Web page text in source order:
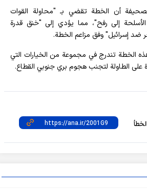
أن الخطة تقضي بـ "محاولة القوات
الأسلحة إلى رفح"، مما يؤدي إلى "خنق قدرة
إسرائيل" وفق مزاعم الخطة.
الخطة تندرج في مجموعة من الخيارات التي
على الطاولة لتجنب هجوم بري جنوبي القطاع.